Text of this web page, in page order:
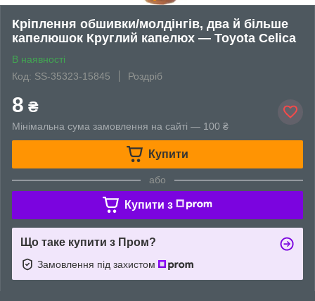
Кріплення обшивки/молдінгів, два й більше
капелюшок Круглий капелюх — Toyota Celica
В наявності
Код: SS-35323-15845
Роздріб
8 ₴
Мінімальна сума замовлення на сайті — 100 ₴
Купити
або
Купити з
Що таке купити з Пром?
Замовлення під захистом